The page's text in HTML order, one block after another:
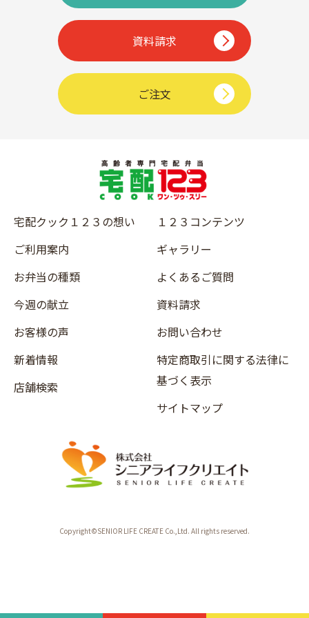
資料請求
ご注文
宅配クック１２３の想い
ご利用案内
お弁当の種類
今週の献立
お客様の声
新着情報
店舗検索
１２３コンテンツ
ギャラリー
よくあるご質問
資料請求
お問い合わせ
特定商取引に関する法律に
基づく表示
サイトマップ
Copyright©SENIOR LIFE CREATE Co.,Ltd. All rights reserved.